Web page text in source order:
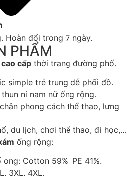
Hoàn đổi trong 7 ngày.
PHẨM
cấp thời trang đường phố.
simple trẻ trung dễ phối đồ.
nỉ nam nữ ống rộng.
phong cách thể thao, lưng
du lịch, chơi thể thao, đi học,…
ống rộng:
Cotton 59%, PE 41%.
3XL, 4XL.